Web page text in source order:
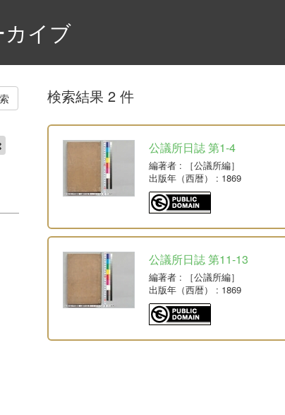
イブ
検索結果 2 件
公議所日誌 第1-4
編著者: ［公議所編］
出版年（西暦）
: 1869
公議所日誌 第11-13
編著者: ［公議所編］
出版年（西暦）
: 1869